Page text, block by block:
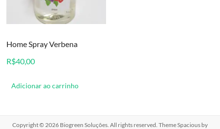
Home Spray Verbena
R$40,00
Adicionar ao carrinho
Copyright © 2026 Biogreen Soluções. All rights reserved. ThemeSpaciousby